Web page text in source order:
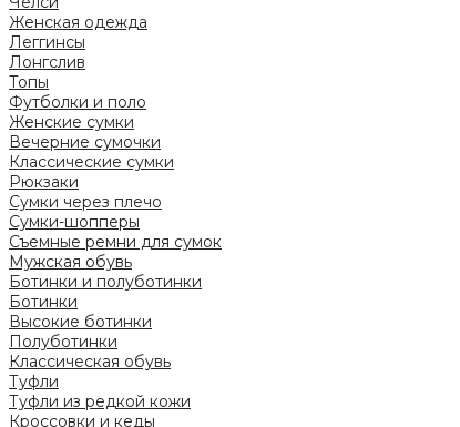
Женская одежда
Леггинсы
Лонгслив
Топы
Футболки и поло
Женские сумки
Вечерние сумочки
Классические сумки
Рюкзаки
Сумки через плечо
Сумки-шопперы
Съемные ремни для сумок
Мужская обувь
Ботинки и полуботинки
Ботинки
Высокие ботинки
Полуботинки
Классическая обувь
Туфли
Туфли из редкой кожи
Кроссовки и кеды